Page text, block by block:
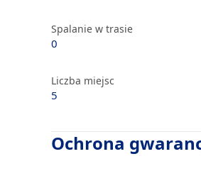
Spalanie w trasie
0
Liczba miejsc
5
Ochrona